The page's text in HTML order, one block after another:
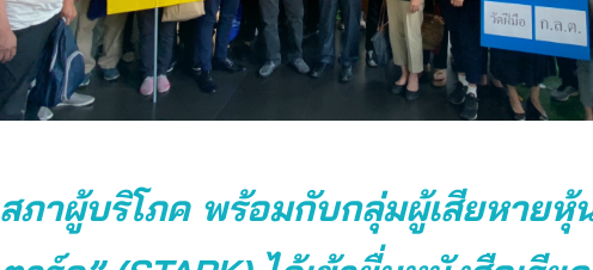
สภาผู้บริโภค พร้อมกับกลุ่มผู้เสียหายหุ้